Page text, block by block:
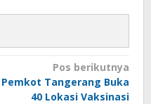
Pos berikutnya
Pemkot Tangerang Buka
40 Lokasi Vaksinasi